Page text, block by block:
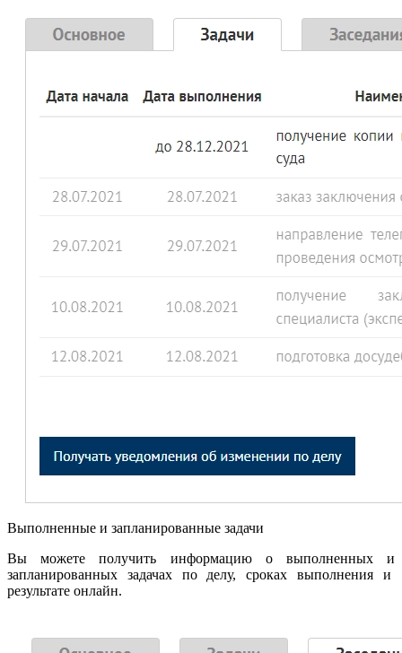
Выполненные и запланированные задачи
Вы можете получить информацию о выполненных и
запланированных задачах по делу, сроках выполнения и
результате онлайн.